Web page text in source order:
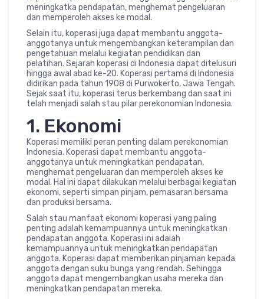
meningkatka pendapatan, menghemat pengeluaran
dan memperoleh akses ke modal.
Selain itu, koperasi juga dapat membantu anggota-
anggotanya untuk mengembangkan keterampilan dan
pengetahuan melalui kegiatan pendidikan dan
pelatihan. Sejarah koperasi di Indonesia dapat ditelusuri
hingga awal abad ke-20. Koperasi pertama di Indonesia
didirikan pada tahun 1908 di Purwokerto, Jawa Tengah.
Sejak saat itu, koperasi terus berkembang dan saat ini
telah menjadi salah stau pilar perekonomian Indonesia.
1. Ekonomi
Koperasi memiliki peran penting dalam perekonomian
Indonesia. Koperasi dapat membantu anggota-
anggotanya untuk meningkatkan pendapatan,
menghemat pengeluaran dan memperoleh akses ke
modal. Hal ini dapat dilakukan melalui berbagai kegiatan
ekonomi, seperti simpan pinjam, pemasaran bersama
dan produksi bersama.
Salah stau manfaat ekonomi koperasi yang paling
penting adalah kemampuannya untuk meningkatkan
pendapatan anggota. Koperasi ini adalah
kemampuannya untuk meningkatkan pendapatan
anggota. Koperasi dapat memberikan pinjaman kepada
anggota dengan suku bunga yang rendah. Sehingga
anggota dapat mengembangkan usaha mereka dan
meningkatkan pendapatan mereka.